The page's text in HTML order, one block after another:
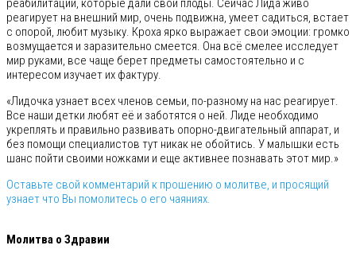
реабилитаций, которые дали свои плоды. Сейчас Лида живо
реагирует на внешний мир, очень подвижна, умеет садиться, встает
с опорой, любит музыку. Кроха ярко выражает свои эмоции: громко
возмущается и заразительно смеется. Она всё смелее исследует
мир руками, все чаще берет предметы самостоятельно и с
интересом изучает их фактуру.
«Лидочка узнает всех членов семьи, по-разному на нас реагирует.
Все наши детки любят её и заботятся о ней. Лиде необходимо
укреплять и правильно развивать опорно-двигательный аппарат, и
без помощи специалистов тут никак не обойтись. У малышки есть
шанс пойти своими ножками и еще активнее познавать этот мир.»
Оставьте свой комментарий к прошению о молитве, и просящий
узнает что Вы помолитесь о его чаяниях.
Молитва о Здравии